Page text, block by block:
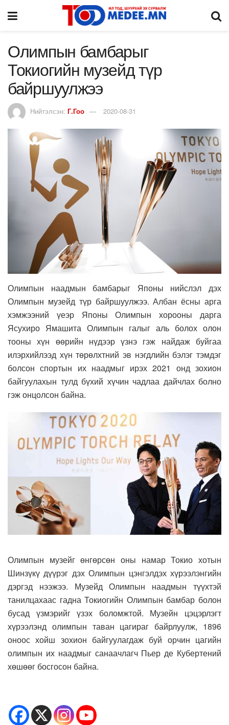
Олимпын бамбарыг
Токиогийн музейд түр
байршуулжээ
Нийтэлсэн: Г.Гоо 2020-08-31
Олимпын наадмын бамбарыг Японы нийслэл дэх
Олимпын музейд түр байршуулжээ. Албан ёсны арга
хэмжээний үеэр Японы Олимпын хорооны дарга
Ясухиро Ямашита Олимпын галыг аль болох олон
тооны хүн өөрийн нүдээр үзнэ гэж найдаж буйгаа
илэрхийлээд хүн төрөлхтний эв нэгдлийн бэлэг тэмдэг
болсон спортын их наадмыг ирэх 2021 онд зохион
байгуулахын тулд бүхий хүчин чадлаа дайчлах болно
гэж онцолсон байна.
Олимпын музейг өнгөрсөн оны намар Токио хотын
Шинзүкү дүүрэг дэх Олимпын цэнгэлдэх хүрээлэнгийн
дэргэд нээжээ. Музейд Олимпын наадмын түүхтэй
танилцахаас гадна Токиогийн Олимпын бамбар болон
бусад үзмэрийг үзэх боломжтой. Музейн цэцэрлэгт
хүрээлэнд олимпын таван цагираг байрлуулж, 1896
оноос хойш зохион байгуулагдаж буй орчин цагийн
олимпын их наадмыг санаачлагч Пьер де Кубертений
хөшөөг босгосон байна.